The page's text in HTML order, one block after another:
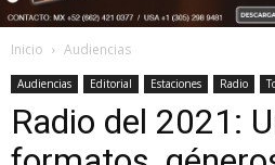
Inicio Audiencias
Audiencias Editorial Estaciones Radio
Radio del 2021: